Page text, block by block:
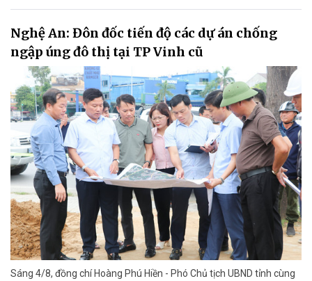
Nghệ An: Đôn đốc tiến độ các dự án chống
ngập úng đô thị tại TP Vinh cũ
Sáng 4/8, đồng chí Hoàng Phú Hiền - Phó Chủ tịch UBND tỉnh cùng